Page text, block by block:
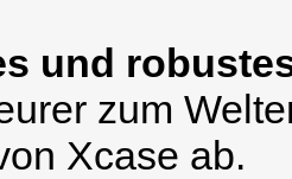
und
zum
Xcase ab.